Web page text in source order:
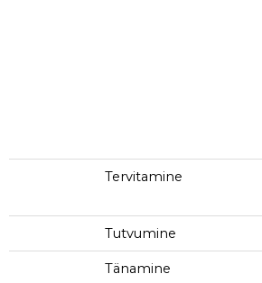
Tervitamine
Tutvumine
Tänamine